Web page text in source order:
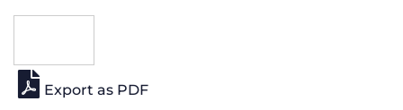
Export as PDF